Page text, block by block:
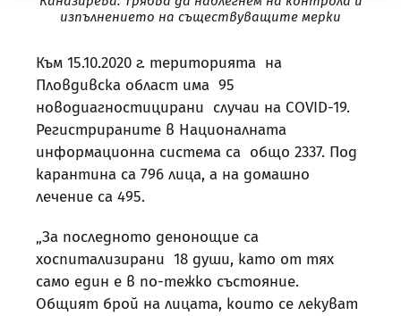
изпълнението на съществуващите мерки
Към 15.10.2020 г. територията на
Пловдивска област има 95
новодиагностицирани случаи на COVID-19.
Регистрираните в Националната
информационна система са общо 2337. Под
карантина са 796 лица, а на домашно
лечение са 495.
„За последното денонощие са
хоспитализирани 18 души, като от тях
само един е в по-тежко състояние.
Общият брой на лицата, които се лекуват